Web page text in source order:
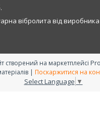
вібролита від
створений на маркетплейсі
RAMAX - інтернет магазин будматеріалів | Поскаржитися на
Select Language ▼